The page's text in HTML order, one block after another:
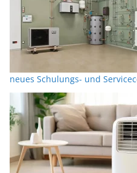
neues Schulungs- und